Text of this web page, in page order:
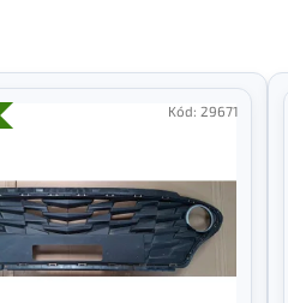
Kód: 29671